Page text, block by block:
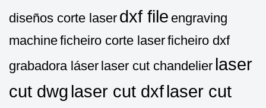
diseños corte laser dxf file engraving
machineficheiro corte laserficheiro dxf
grabadora láser laser cut chandelier laser
cut dwg laser cut dxflaser cut